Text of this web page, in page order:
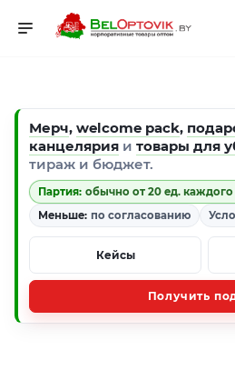
Мерч, welcome pack,
канцелярия и товары для
тираж и бюджет.
Партия: обычно от 20 ед. каждого
Меньше: по согласованию
Кейсы
Получить